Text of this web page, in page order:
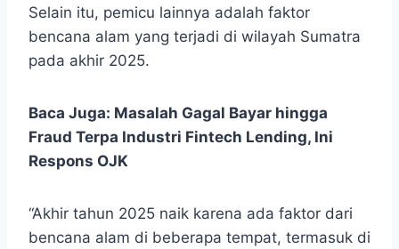
Selain itu, pemicu lainnya adalah faktor
bencana alam yang terjadi di wilayah Sumatra
pada akhir 2025.
Baca Juga: Masalah Gagal Bayar hingga
Fraud Terpa Industri Fintech Lending, Ini
Respons OJK
“Akhir tahun 2025 naik karena ada faktor dari
bencana alam di beberapa tempat, termasuk di